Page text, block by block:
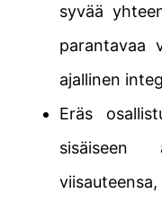
syvää
parantavaa
ajallinen
Eräs
sisäiseen